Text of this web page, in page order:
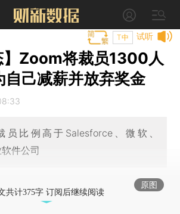
试听
T中
】Zoom将裁员1300人
自己减薪并放弃奖金
员比例高于Salesforce、微软、
件公司
原图
共计375字 订阅后继续阅读